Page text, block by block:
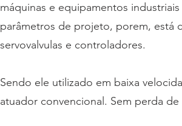
máquinas e equipamentos
parâmetros de projeto, porem, está
servovalvulas e controladores.
Sendo ele utilizado em baixa
atuador convencional. Sem perda